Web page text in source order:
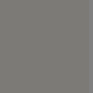
Katakai
Beach
Shirako
nahe Strand von